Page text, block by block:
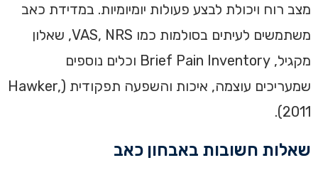
מצב רוח ויכולת לבצע פעולות יומיומיות. במדידת כאב
משתמשים לעיתים בסולמות כמו VAS, NRS, שאלון
מקגיל, Brief Pain Inventory וכלים נוספים
שמעריכים עוצמה, איכות והשפעה תפקודית (Hawker,
2011).
שאלות חשובות באבחון כאב